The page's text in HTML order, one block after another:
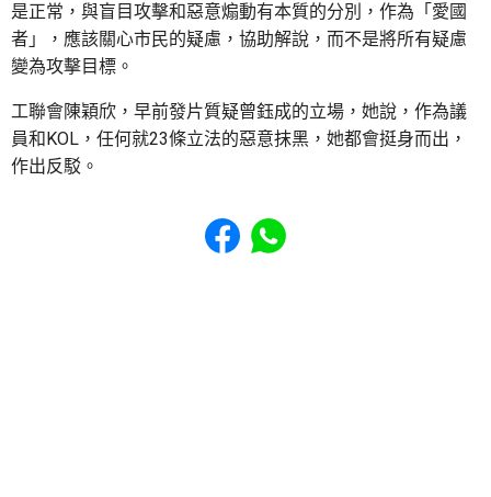
是正常，與盲目攻擊和惡意煽動有本質的分別，作為「愛國
者」，應該關心市民的疑慮，協助解說，而不是將所有疑慮
變為攻擊目標。
工聯會陳穎欣，早前發片質疑曾鈺成的立場，她說，作為議
員和KOL，任何就23條立法的惡意抹黑，她都會挺身而出，
作出反駁。
Share to Facebook
Share to WhatsApp